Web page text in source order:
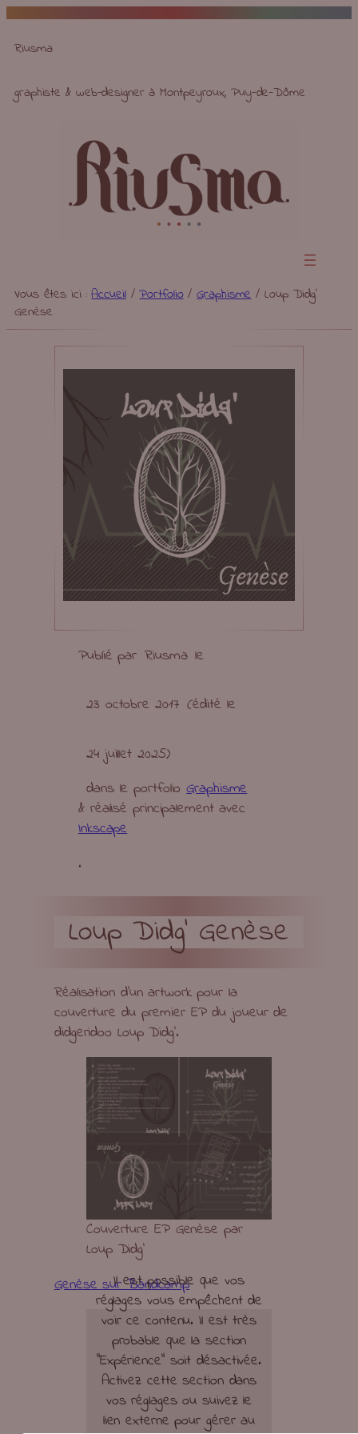
Aller
contenu
Riusma
graphiste & web-designer à Montpeyroux, Puy-de-Dôme
Vous êtes ici :Accueil/Portfolio/Graphisme/Loup Didg’
Genèse
Publié par Riusma le
23 octobre 2017 (édité le
24 juillet 2025)
dans le portfolioGraphisme
& réalisé principalement avec
Inkscape
.
Loup Didg’ Genèse
Réalisation d’un artwork pour la
couverture du premier EP du joueur de
didgeridoo Loup Didg’.
Couverture EP Genèse par
Loup Didg’
Genèse sur Bandcamp
Il est possible que vos
réglages vous empêchent de
voir ce contenu. Il est très
probable que la section
"Expérience" soit désactivée.
Activez cette section dans
vos réglages ou suivez le
lien externe pour gérer au